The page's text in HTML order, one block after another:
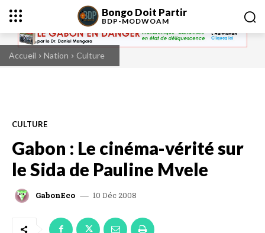
Bongo Doit Partir
BDP-MODWOAM
Accueil Nation Culture
CULTURE
Gabon : Le cinéma-vérité sur
le Sida de Pauline Mvele
GabonEco 10 Déc 2008